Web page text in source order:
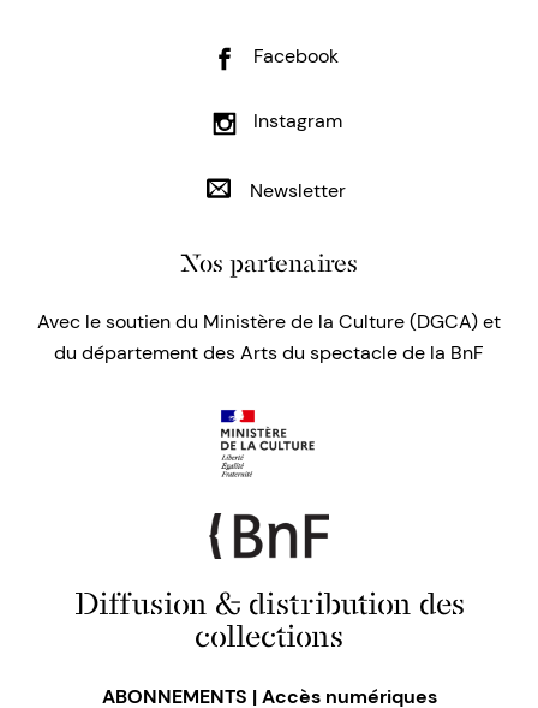
Facebook
Instagram
Newsletter
Nos partenaires
Avec le soutien du Ministère de la Culture (DGCA) et
du département des Arts du spectacle de la BnF
Diffusion & distribution des
collections
ABONNEMENTS | Accès numériques